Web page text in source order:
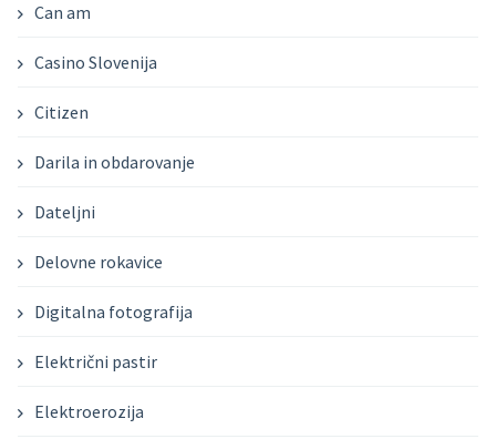
Can am
Casino Slovenija
Citizen
Darila in obdarovanje
Dateljni
Delovne rokavice
Digitalna fotografija
Električni pastir
Elektroerozija